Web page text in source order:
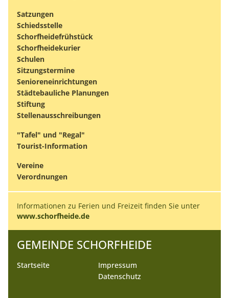
Satzungen
Schiedsstelle
Schorfheidefrühstück
Schorfheidekurier
Schulen
Sitzungstermine
Senioreneinrichtungen
Städtebauliche Planungen
Stiftung
Stellenausschreibungen
"Tafel" und "Regal"
Tourist-Information
Vereine
Verordnungen
Informationen zu Ferien und Freizeit finden Sie unter
www.schorfheide.de
GEMEINDE SCHORFHEIDE
Startseite
Impressum
Datenschutz